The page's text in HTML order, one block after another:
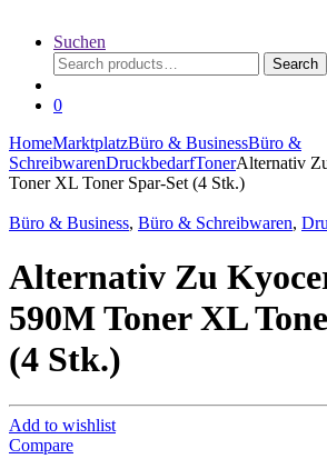
Suchen
Search
for:
Search
0
HomeMarktplatzBüro & BusinessBüro &
SchreibwarenDruckbedarfTonerAlternativ
Toner XL Toner Spar-Set (4 Stk.)
Büro & Business, Büro & Schreibwaren,
Alternativ Zu
590M Toner XL
(4 Stk.)
Add to wishlist
Compare